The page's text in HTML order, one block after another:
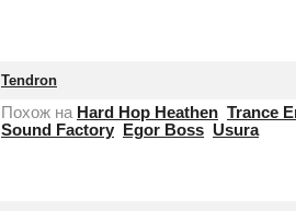
Tendron
Похож на Hard Hop Heathen Trance
Sound Factory
Egor Boss Usura